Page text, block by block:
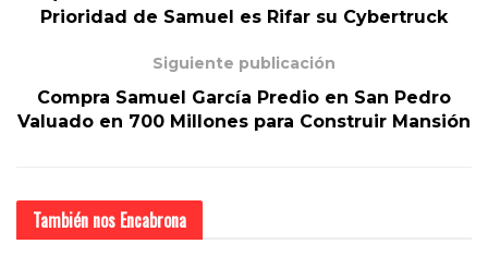
Prioridad de Samuel es Rifar su Cybertruck
Siguiente publicación
Compra Samuel García Predio en San Pedro
Valuado en 700 Millones para Construir Mansión
También nos Encabrona